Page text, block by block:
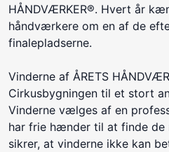
HÅNDVÆRKER®. Hvert år
håndværkere om en af de
finalepladserne.
Vinderne af ÅRETS
Cirkusbygningen til et stort
Vinderne vælges af en
har frie hænder til at finde de
sikrer, at vinderne ikke kan